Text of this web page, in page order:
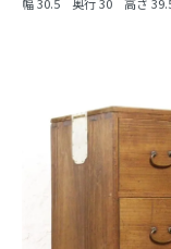
幅 30.5 奥行 30 高さ